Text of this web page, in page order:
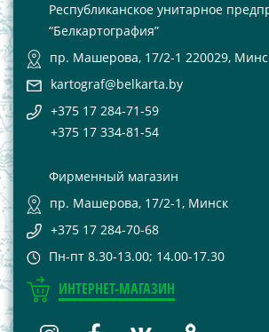
Республиканское унитарное
“Белкартография”
пр. Машерова, 17/2-1 220029,
kartograf@belkarta.by
+375 17 284-71-59
+375 17 334-81-54
Фирменный магазин
пр. Машерова, 17/2-1, Минск
+375 17 284-70-68
Пн-пт 8.30-13.00; 14.00-17.30
ИНТЕРНЕТ-МАГАЗИН